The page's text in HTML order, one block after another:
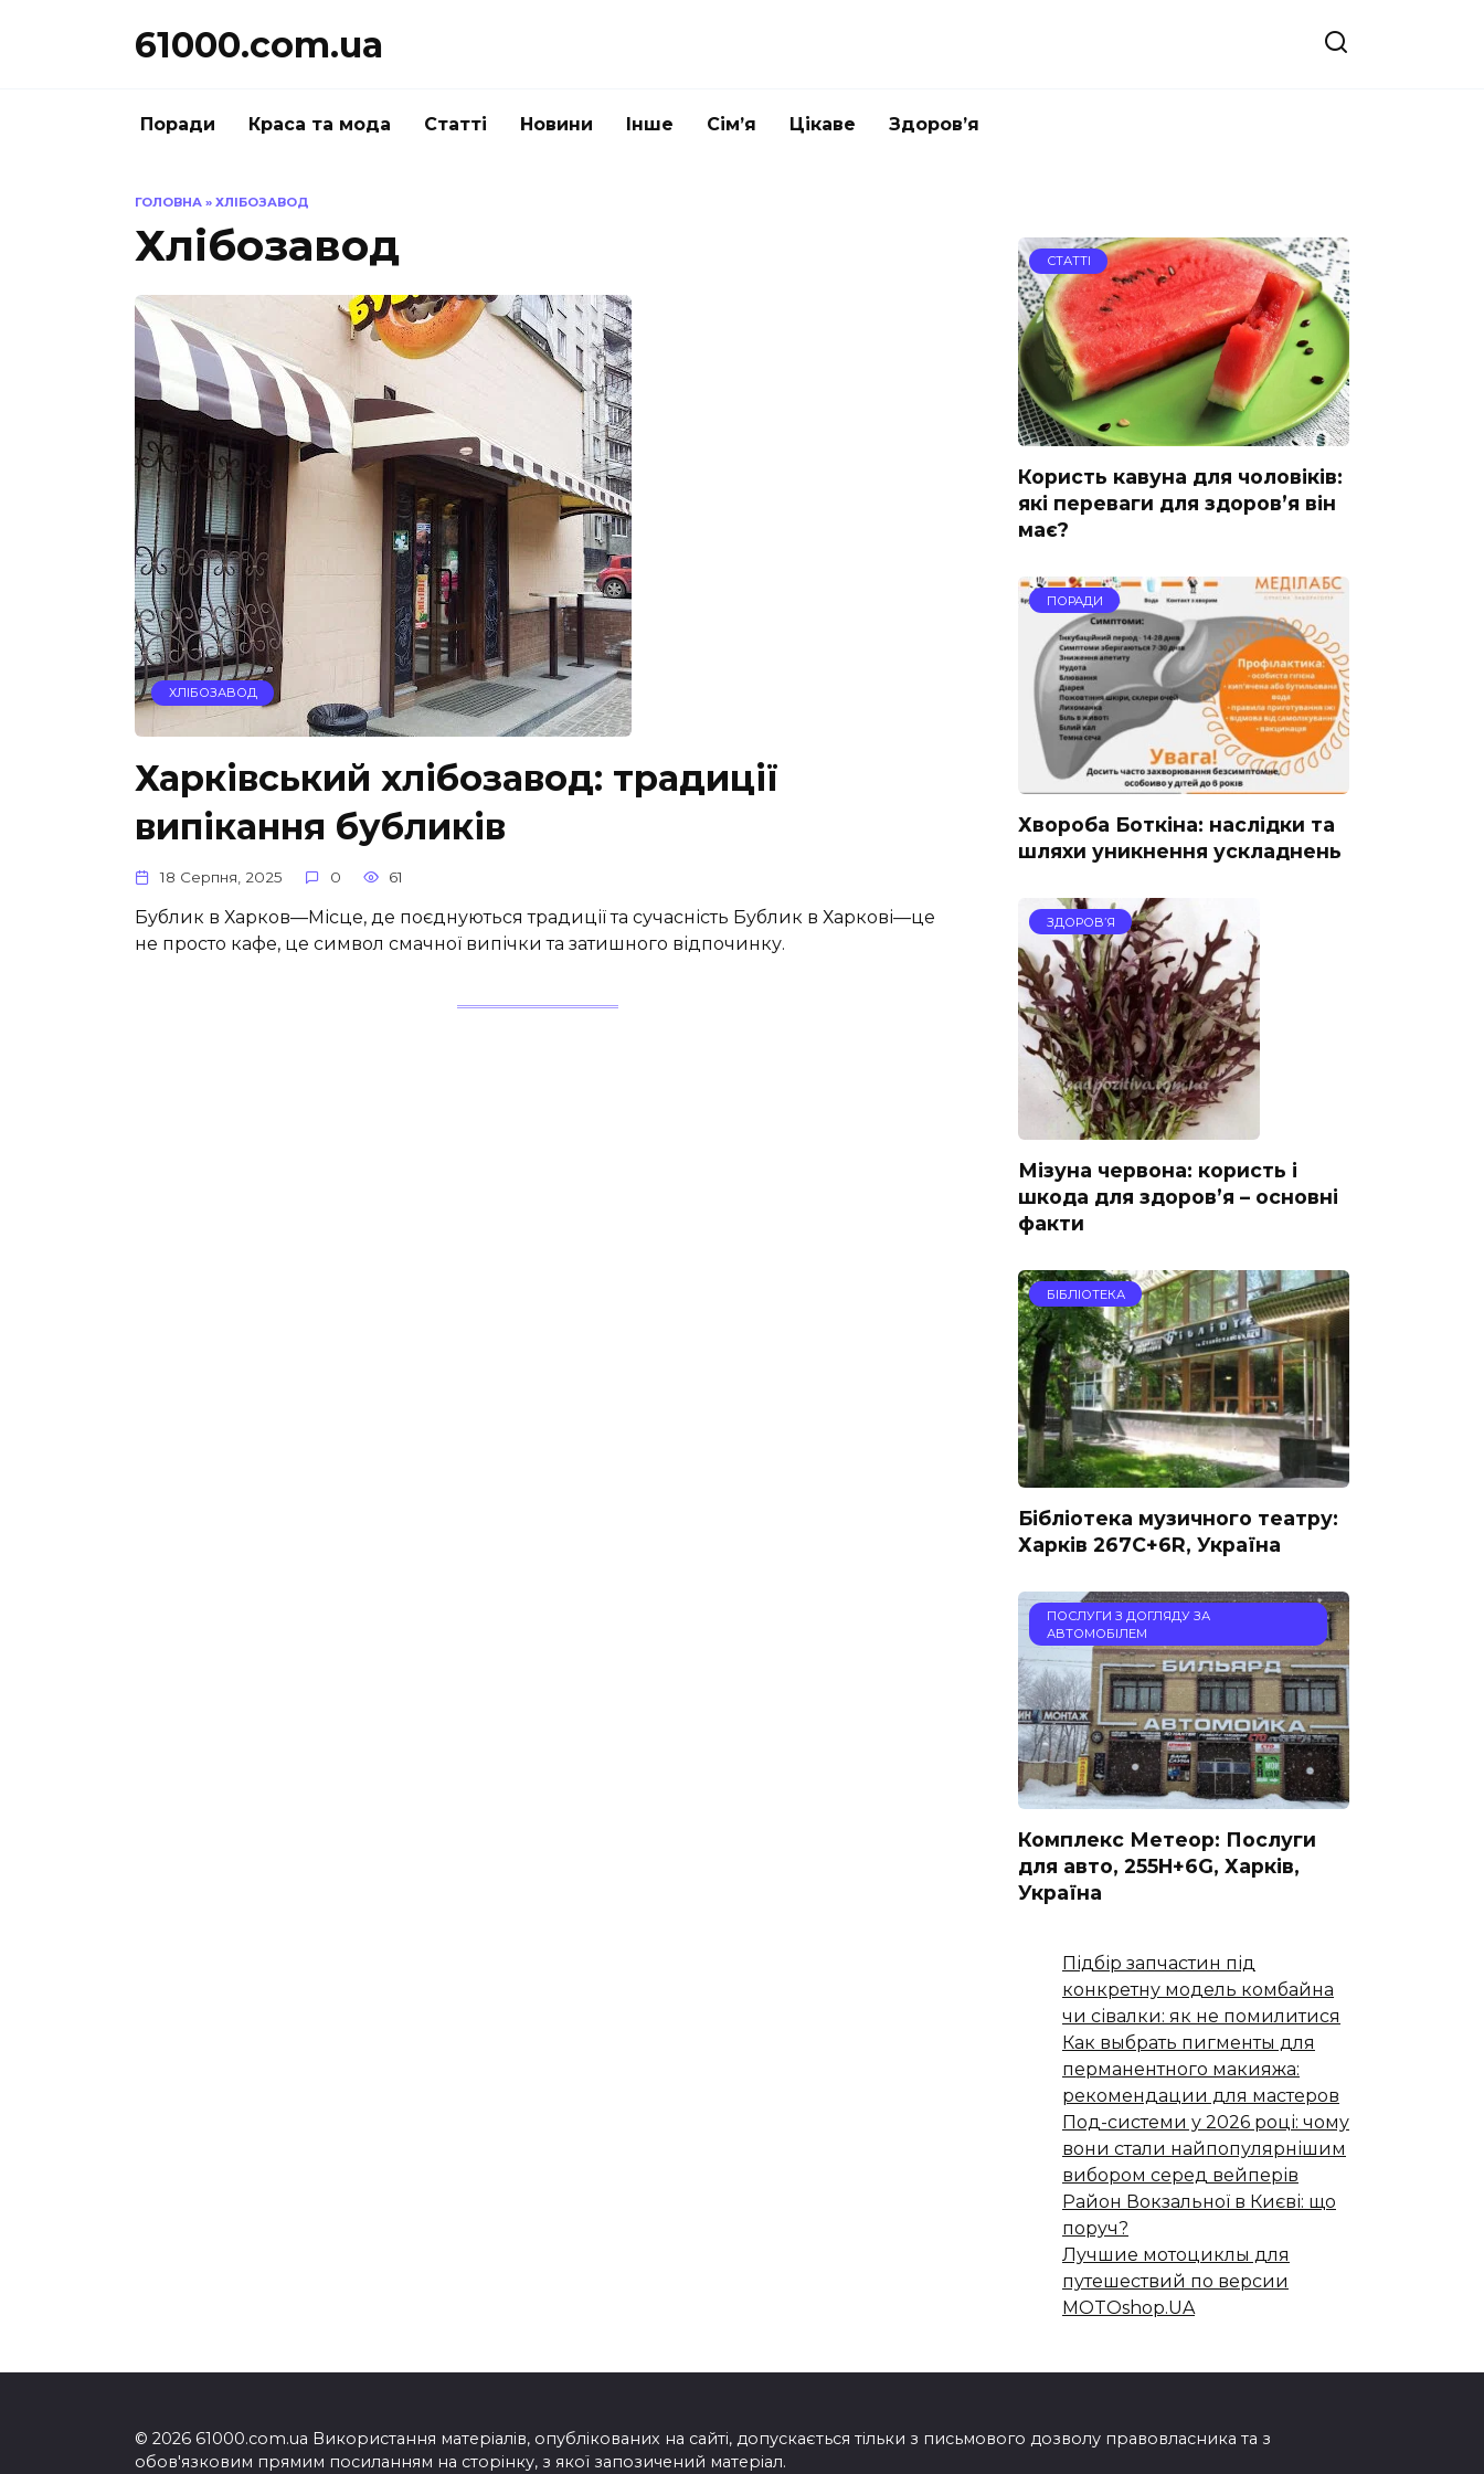
61000.com.ua
Поради Краса та мода Статті Новини Інше Сім’я Цікаве Здоров’я
ГОЛОВНА » ХЛІБОЗАВОД
Хлібозавод
ХЛІБОЗАВОД
Харківський хлібозавод: традиції
випікання бубликів
18 Серпня, 2025 0 61
Бублик в Харков—Місце, де поєднуються традиції та сучасність Бублик в Харкові—це
не просто кафе, це символ смачної випічки та затишного відпочинку.
СТАТТІ
Користь кавуна для чоловіків:
які переваги для здоров’я він
має?
ПОРАДИ
Хвороба Боткіна: наслідки та
шляхи уникнення ускладнень
ЗДОРОВ’Я
Мізуна червона: користь і
шкода для здоров’я – основні
факти
БІБЛІОТЕКА
Бібліотека музичного театру:
Харків 267C+6R, Україна
ПОСЛУГИ З ДОГЛЯДУ ЗА
АВТОМОБІЛЕМ
Комплекс Метеор: Послуги
для авто, 255H+6G, Харків,
Україна
Підбір запчастин під
конкретну модель комбайна
чи сівалки: як не помилитися
Как выбрать пигменты для
перманентного макияжа:
рекомендации для мастеров
Под-системи у 2026 році: чому
вони стали найпопулярнішим
вибором серед вейперів
Район Вокзальної в Києві: що
поруч?
Лучшие мотоциклы для
путешествий по версии
MOTOshop.UA
© 2026 61000.com.ua Використання матеріалів, опублікованих на сайті, допускається тільки з письмового дозволу правовласника та з
обов'язковим прямим посиланням на сторінку, з якої запозичений матеріал.